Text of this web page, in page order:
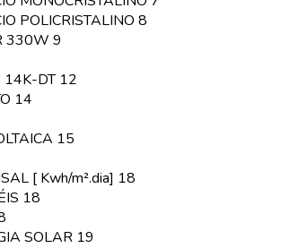
POLICRISTALINO 8
330W 9
14K-DT 12
14
15
[ Kwh/m².dia] 18
18
SOLAR 19